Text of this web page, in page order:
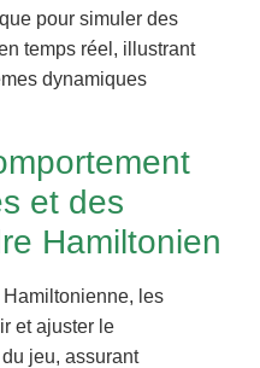
pour simuler des
temps réel, illustrant
dynamiques
et des
Hamiltonien
les
et ajuster le
jeu, assurant